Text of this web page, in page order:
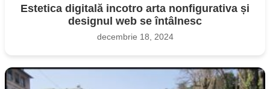
Estetica digitală incotro arta nonfigurativa și
designul web se întâlnesc
decembrie 18, 2024